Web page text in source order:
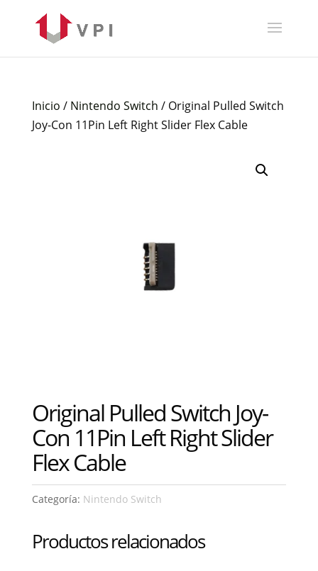
Inicio / Nintendo Switch / Original Pulled Switch
Joy-Con 11Pin Left Right Slider Flex Cable
Original Pulled Switch Joy-
Con 11Pin Left Right Slider
Flex Cable
Categoría: Nintendo Switch
Productos relacionados